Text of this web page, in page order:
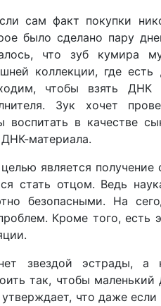
сам факт покупки
было сделано пару
что зуб кумира
коллекции, где
чтобы взять ДНК
Зук хочет
воспитать в качестве
материала.
является
стать отцом. Ведь
безопасными. На
Кроме того, есть
звездой эстрады, а
так, чтобы
что даже